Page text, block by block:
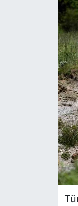
Siyaset
YEREL
Haberde
Tanıtım